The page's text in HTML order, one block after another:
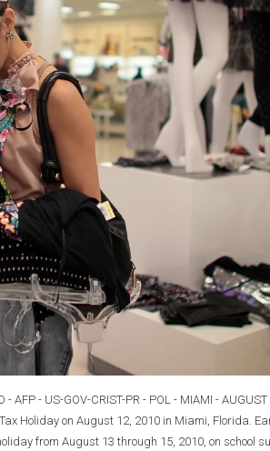
- US-GOV-CRIST-PR - POL - MIAMI -
Holiday on August 12, 2010 in Miami, Florida.
from August 13 through 15, 2010, on school